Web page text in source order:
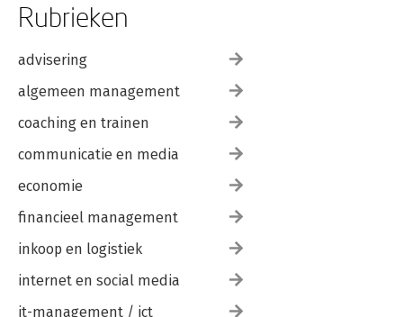
Rubrieken
advisering
algemeen management
coaching en trainen
communicatie en media
economie
financieel management
inkoop en logistiek
internet en social media
it-management / ict